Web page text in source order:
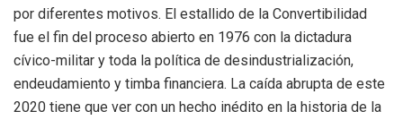
por diferentes motivos. El estallido de la Convertibilidad
fue el fin del proceso abierto en 1976 con la dictadura
cívico-militar y toda la política de desindustrialización,
endeudamiento y timba financiera. La caída abrupta de este
2020 tiene que ver con un hecho inédito en la historia de la